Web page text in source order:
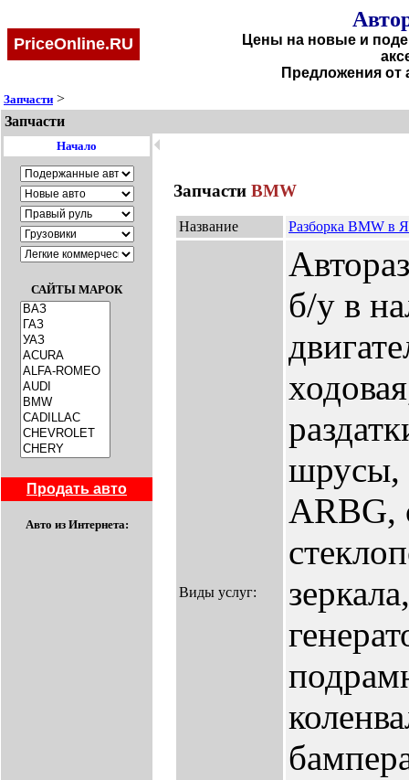
PriceOnline.RU
Цены на новые и
Предложения от
Запчасти >
Запчасти
Начало
САЙТЫ МАРОК
Продать авто
Авто из Интернета:
🞀
Запчасти BMW
Название Разборка BMW в
Виды услуг:
б/у в
шрусы,
ARBG,